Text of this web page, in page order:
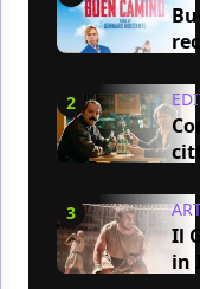
2
3
Il
in